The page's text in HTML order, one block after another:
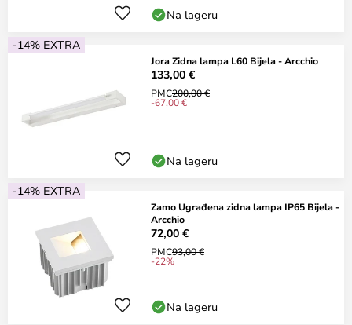
Na lageru
-14% EXTRA
Jora Zidna lampa L60 Bijela - Arcchio
133,00 €
PMC200,00 €
-67,00 €
Na lageru
-14% EXTRA
Zamo Ugrađena zidna lampa IP65 Bijela -
Arcchio
72,00 €
PMC93,00 €
-22%
Na lageru